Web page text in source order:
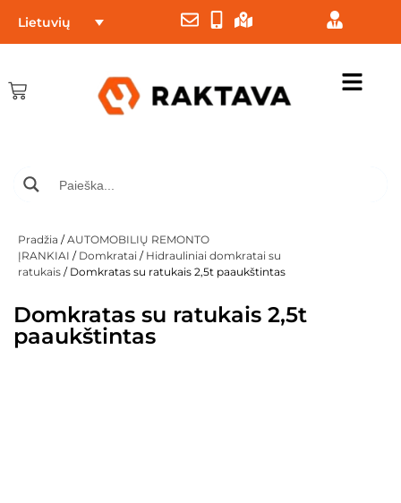
Lietuvių
Pradžia /AUTOMOBILIŲ REMONTO
ĮRANKIAI / Domkratai / Hidrauliniai domkratai su
ratukais / Domkratas su ratukais 2,5t paaukštintas
Domkratas su ratukais 2,5t
paaukštintas